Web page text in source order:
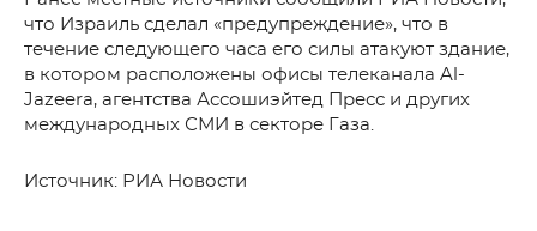
что Израиль сделал «предупреждение», что в
течение следующего часа его силы атакуют здание,
в котором расположены офисы телеканала Al-
Jazeera, агентства Ассошиэйтед Пресс и других
международных СМИ в секторе Газа.
Источник: РИА Новости